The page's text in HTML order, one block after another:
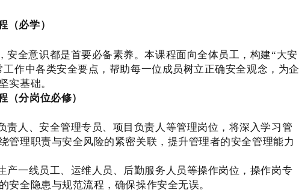
（必学）
安全意识都是首要必备素养。本课程面向全体员工，构建“大安
作中各类安全要点，帮助每一位成员树立正确安全观念，为企
实基础。
（分岗位必修）
责人、安全管理专员、项目负责人等管理岗位，将深入学习管
管理职责与安全风险的紧密关联，提升管理者的安全管理能力
产一线员工、运维人员、后勤服务人员等操作岗位，操作岗专
安全隐患与规范流程，确保操作安全无误。